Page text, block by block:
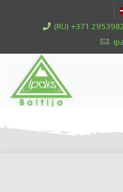
(RU) +371